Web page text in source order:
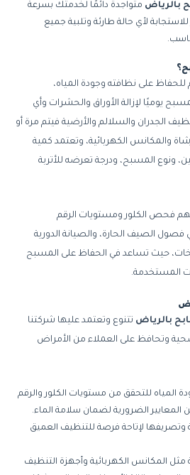
بالرياض متواجدة دائمًا لخدمتك بسرعة
لأي حالة طارئة وتلبية جميع
على نظافته وجودة المياه،
يوميًا لإزالة الأوراق والحشرات وأي
الجدران والسلالم والأرضية فيتم مرة أو
والمكانس الكهربائية، وتعتمد كمية
ونوع المسبح، ودرجة تعرضه للأتربة
فحص الكلور ومستويات الرقم
فصول الصيف الحارة، والصيانة الدورية
حيث تساعد في الحفاظ على المسبح
المستخدمة.
بالرياض تتنوع وتعتمد عليها شركتنا
وتحافظ على العملاء من الأمراض
المياه للتحقق من مستويات الكلور والرقم
المعايير الضرورية لضمان سلامة الماء.
وتصريفها لإتاحة فرصة للتنظيف العميق
المكانس الكهربائية وأجهزة التنظيف